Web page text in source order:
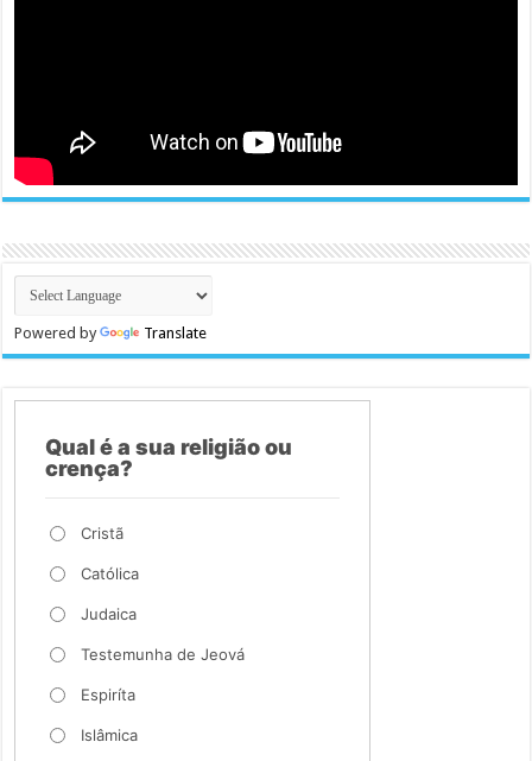
Powered by Translate
Qual é a sua religião ou
crença?
Cristã
Católica
Judaica
Testemunha de Jeová
Espiríta
Islâmica